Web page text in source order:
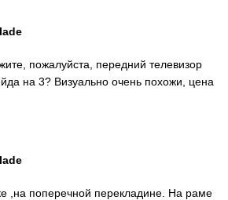
пожалуйста, передний телевизор
на 3? Визуально очень похожи, цена
,на поперечной перекладине. На раме